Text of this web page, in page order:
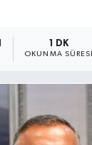
1 DK
OKUNMA SÜRESI